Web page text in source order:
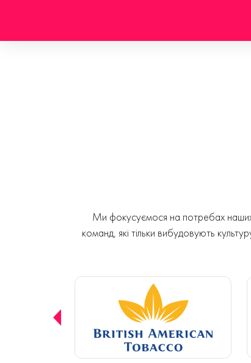
Ми фокусуємося на потребах наших
команд, які тільки вибудовують